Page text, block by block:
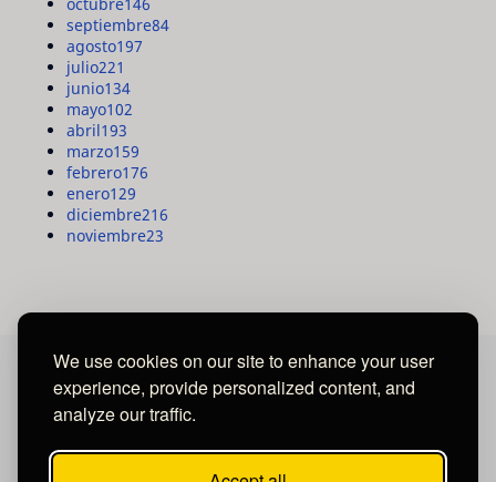
We use cookies on our site to enhance your user
experience, provide personalized content, and
analyze our traffic.
septiembre84
agosto197
julio221
junio134
mayo102
abril193
marzo159
febrero176
enero129
diciembre216
noviembre23
MAYA MEDIA GROUP
Ubicados en Tegucigalpa - Honduras.